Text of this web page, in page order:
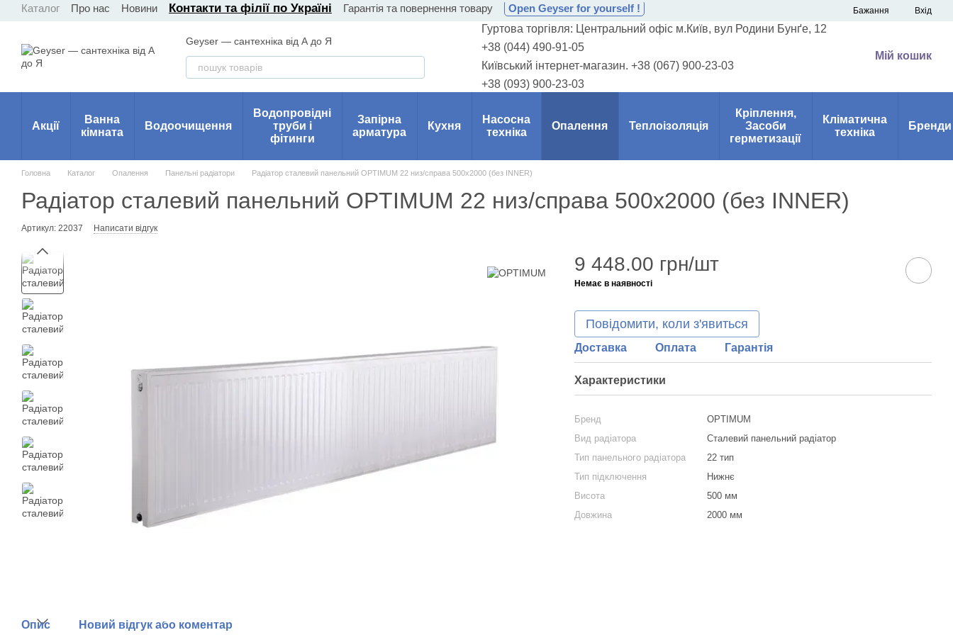
Перейти до основного контенту
Каталог Про нас Новини Контакти та філії по Україні Гарантія та повернення товару Open Geyser for yourself ! Бажання Вхід
Geyser — сантехніка від А до Я
Гуртова торгівля: Центральний офіс м.Київ, вул Родини Бунґе, 12
+38 (044) 490-91-05
Київський інтернет-магазин. +38 (067) 900-23-03
+38 (093) 900-23-03
Мій кошик
Акції
Ванна
кімната
Водоочищення
Водопровідні
труби і
фітинги
Запірна
арматура
Кухня
Насосна
техніка
Опалення Теплоізоляція
Кріплення,
Засоби
герметизації
Кліматична
техніка
Бренди
Головна Каталог Опалення Панельні радіатори Радіатор сталевий панельний OPTIMUM 22 низ/справа 500х2000 (без INNER)
Радіатор сталевий панельний OPTIMUM 22 низ/справа 500х2000 (без INNER)
Артикул: 22037 Написати відгук
Опис Новий відгук або коментар
9 448.00 грн/шт
Немає в наявності
Повідомити, коли з'явиться
Доставка Оплата Гарантія
Характеристики
Бренд
OPTIMUM
Вид радіатора
Сталевий панельний радіатор
Тип панельного радіатора
22 тип
Тип підключення
Нижнє
Висота
500 мм
Довжина
2000 мм